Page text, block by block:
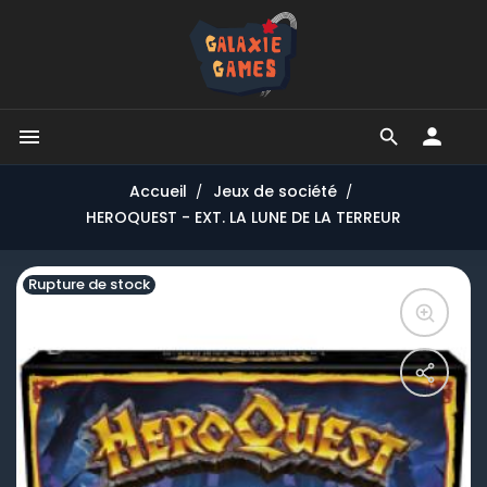


Accueil
Jeux de société
HEROQUEST - EXT. LA LUNE DE LA TERREUR
Rupture de stock